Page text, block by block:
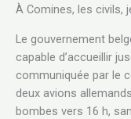
À Comines, les civils,
Le gouvernement
capable d’accueillir
communiquée par le
deux avions
bombes vers 16 h,